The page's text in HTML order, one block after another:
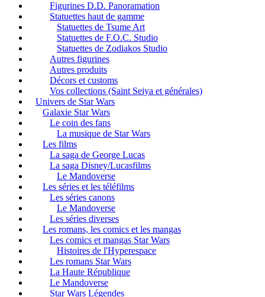
Figurines D.D. Panoramation
Statuettes haut de gamme
Statuettes de Tsume Art
Statuettes de F.O.C. Studio
Statuettes de Zodiakos Studio
Autres figurines
Autres produits
Décors et customs
Vos collections (Saint Seiya et générales)
Univers de Star Wars
Galaxie Star Wars
Le coin des fans
La musique de Star Wars
Les films
La saga de George Lucas
La saga Disney/Lucasfilms
Le Mandoverse
Les séries et les téléfilms
Les séries canons
Le Mandoverse
Les séries diverses
Les romans, les comics et les mangas
Les comics et mangas Star Wars
Histoires de l'Hyperespace
Les romans Star Wars
La Haute République
Le Mandoverse
Star Wars Légendes